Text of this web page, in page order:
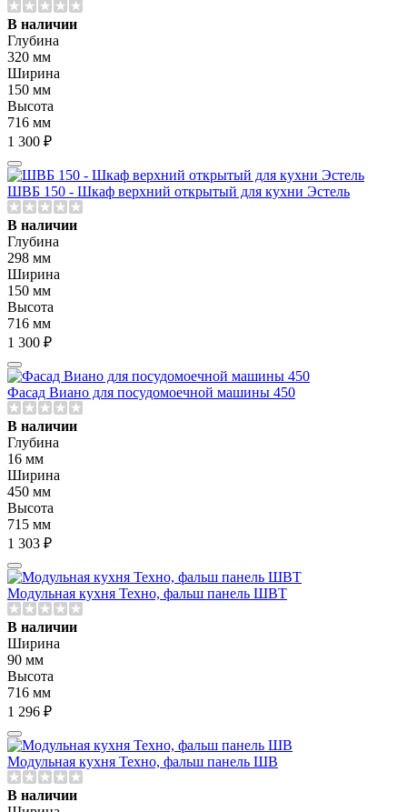
В наличии
Глубина
320 мм
Ширина
150 мм
Высота
716 мм
1 300 ₽
ШВБ 150 - Шкаф верхний открытый для кухни Эстель
В наличии
Глубина
298 мм
Ширина
150 мм
Высота
716 мм
1 300 ₽
Фасад Виано для посудомоечной машины 450
В наличии
Глубина
16 мм
Ширина
450 мм
Высота
715 мм
1 303 ₽
Модульная кухня Техно, фальш панель ШВТ
В наличии
Ширина
90 мм
Высота
716 мм
1 296 ₽
Модульная кухня Техно, фальш панель ШВ
В наличии